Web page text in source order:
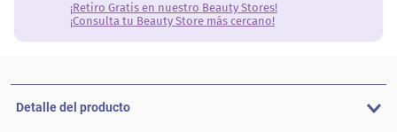
¡Retiro Gratis en nuestro Beauty Stores!
¡Consulta tu Beauty Store más cercano!
Detalle del producto